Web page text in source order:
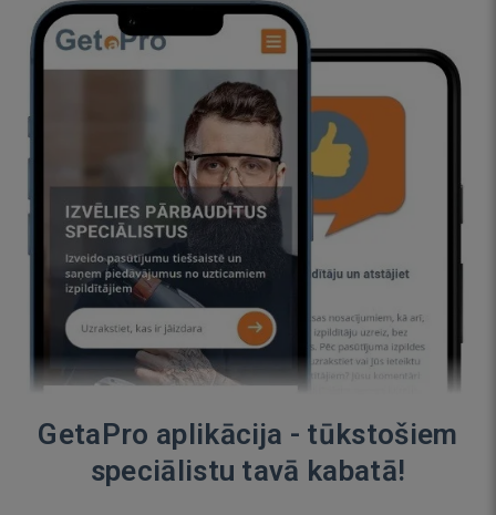
GetaPro aplikācija - tūkstošiem
speciālistu tavā kabatā!